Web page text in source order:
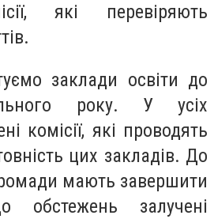
які перевіряють
заклади освіти до
року. У усіх
комісії, які проводять
цих закладів. До
мають завершити
обстежень залучені